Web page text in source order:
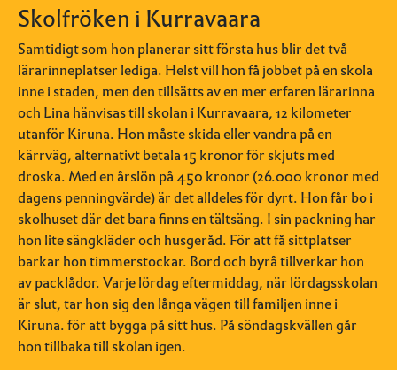
Skolfröken i Kurravaara
Samtidigt som hon planerar sitt första hus blir det två
lärarinneplatser lediga. Helst vill hon få jobbet på en skola
inne i staden, men den tillsätts av en mer erfaren lärarinna
och Lina hänvisas till skolan i Kurravaara, 12 kilometer
utanför Kiruna. Hon måste skida eller vandra på en
kärrväg, alternativt betala 15 kronor för skjuts med
droska. Med en årslön på 450 kronor (26.000 kronor med
dagens penningvärde) är det alldeles för dyrt. Hon får bo i
skolhuset där det bara finns en tältsäng. I sin packning har
hon lite sängkläder och husgeråd. För att få sittplatser
barkar hon timmerstockar. Bord och byrå tillverkar hon
av packlådor. Varje lördag eftermiddag, när lördagsskolan
är slut, tar hon sig den långa vägen till familjen inne i
Kiruna. för att bygga på sitt hus. På söndagskvällen går
hon tillbaka till skolan igen.